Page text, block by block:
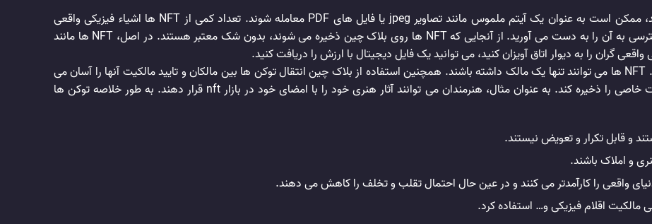
در حالی که بیشتر توکن های nft اقلام دیجیتالی هستند، ممکن است به عنوان یک آیتم ملموس مانند تصاویر jpeg یا فایل های PDF معامله شوند. تعداد کمی از NFT ها اشیاء فیزیکی واقعی
هستند. هنگام خرید NFT، هم سابقه مالکیت و هم دسترسی به آن را به دست می آورید. از آنجایی که NFT ها روی بلاک چین ذخیره می شوند، بدون شک معتبر هستند. در اصل، NFT ها مانند
گران را به دیوار اتاق آویزان کنید، می توانید یک فایل دیجیتال با ارزش را دریافت کنید.
همچنین توکن ها دارای حقوق مالکیت انحصاری هستند. NFT ها می توانند تنها یک مالک داشته باشند. همچنین استفاده از بلاک چین انتقال توکن ها بین مالکان و تایید مالکیت آنها را آسان می
کند. علاوه براین سازنده می تواند در ابرداده NFT اطلاعات خاصی را ذخیره کند. به عنوان مثال، هنرمندان می توانند آثار هنری خود را با امضای خود در بازار nft قرار دهند. به طور خلاصه توکن ها
واقعی را کارآمدتر می کنند و در عین حال احتمال تقلب و تخلف را کاهش می دهند.
مالکیت اقلام فیزیکی و… استفاده کرد.